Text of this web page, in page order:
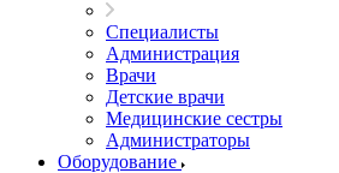
Специалисты
Администрация
Врачи
Детские врачи
Медицинские сестры
Администраторы
Оборудование